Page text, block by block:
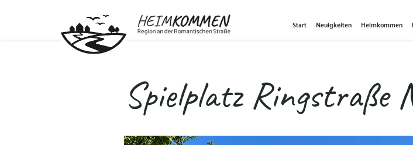
Start Neuigkeiten Heimkommen
Spielplatz Ringstraße